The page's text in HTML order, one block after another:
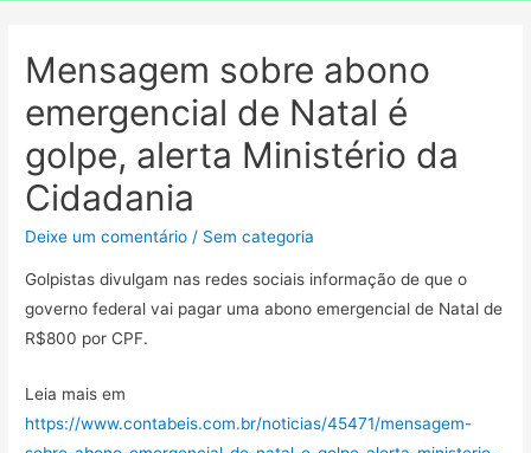
Mensagem sobre abono
emergencial de Natal é
golpe, alerta Ministério da
Cidadania
Deixe um comentário / Sem categoria
Golpistas divulgam nas redes sociais informação de que o
governo federal vai pagar uma abono emergencial de Natal de
R$800 por CPF.
Leia mais em
https://www.contabeis.com.br/noticias/45471/mensagem-